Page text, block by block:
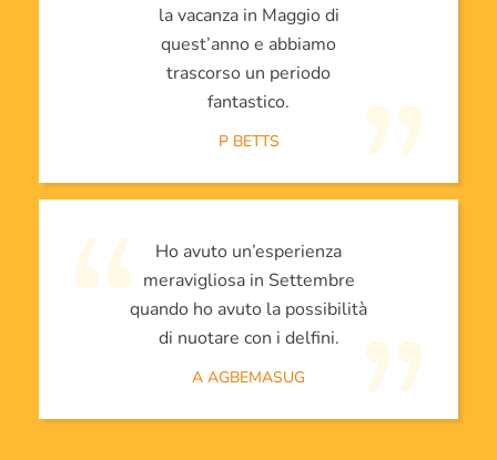
la vacanza in Maggio di
quest’anno e abbiamo
trascorso un periodo
fantastico.
P BETTS
Ho avuto un’esperienza
meravigliosa in Settembre
quando ho avuto la possibilità
di nuotare con i delfini.
A AGBEMASUG